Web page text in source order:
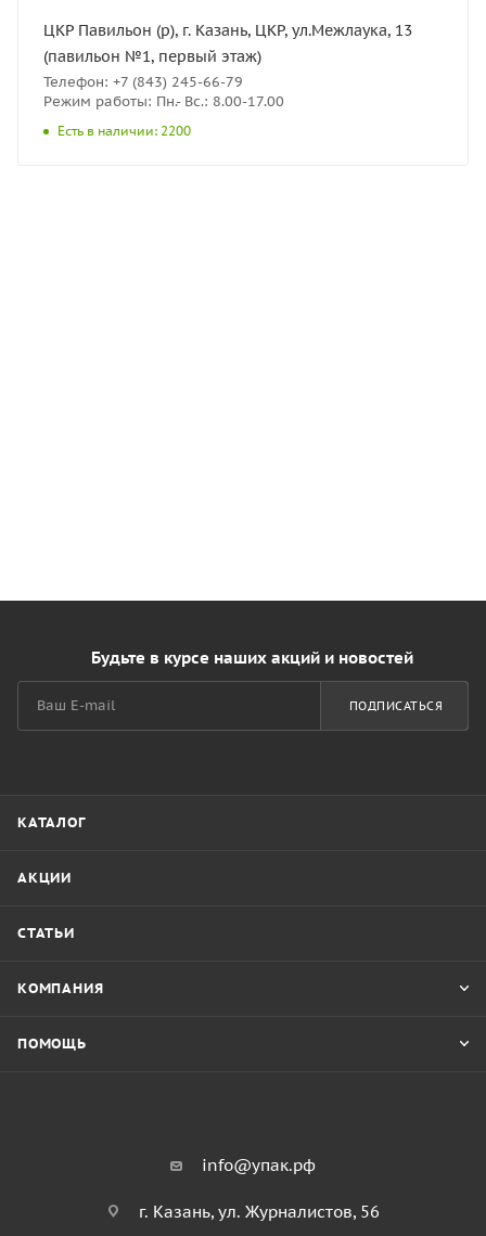
ЦКР Павильон (р), г. Казань, ЦКР, ул.Межлаука, 13
(павильон №1, первый этаж)
Телефон: +7 (843) 245-66-79
Режим работы: Пн.- Вс.: 8.00-17.00
Есть в наличии: 2200
Будьте в курсе наших акций и новостей
ПОДПИСАТЬСЯ
КАТАЛОГ
АКЦИИ
СТАТЬИ
КОМПАНИЯ
ПОМОЩЬ
info@упак.рф
г. Казань, ул. Журналистов, 56